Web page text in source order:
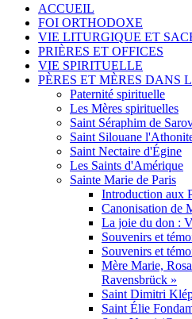
ACCUEIL
FOI ORTHODOXE
VIE LITURGIQUE ET
PRIÈRES ET OFFICES
VIE SPIRITUELLE
PÈRES ET MÈRES DANS
Paternité spirituelle
Les Mères spirituelles
Saint Séraphim de
Saint Silouane
Saint Nectaire d'Égine
Les Saints d'Amérique
Sainte Marie de Paris
Introduction aux
Canonisation de
La joie du don :
Souvenirs et
Souvenirs et
Mère Marie,
Ravensbrück »
Saint Dimitri
Saint Élie